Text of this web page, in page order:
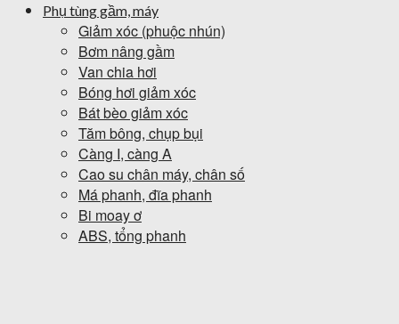
Phụ tùng gầm, máy
Giảm xóc (phuộc nhún)
Bơm nâng gầm
Van chia hơi
Bóng hơi giảm xóc
Bát bèo giảm xóc
Tăm bông, chụp bụi
Càng I, càng A
Cao su chân máy, chân số
Má phanh, đĩa phanh
Bi moay ơ
ABS, tổng phanh